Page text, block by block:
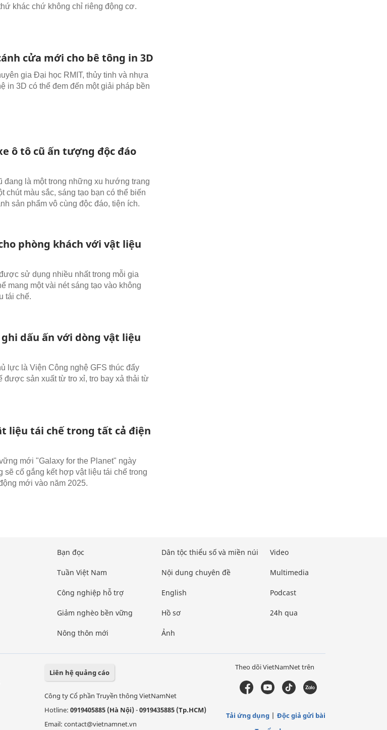
khác chứ không chỉ riêng động cơ.
cửa mới cho bê tông in 3D
gia Đại học RMIT, thủy tinh và nhựa
in 3D có thể đem đến một giải pháp bền
ô tô cũ ấn tượng độc đáo
đang là một trong những xu hướng trang
chút màu sắc, sáng tạo bạn có thể biến
sản phẩm vô cùng độc đáo, tiện ích.
phòng khách với vật liệu
sử dụng nhiều nhất trong mỗi gia
mang một vài nét sáng tạo vào không
tái chế.
ghi dấu ấn với dòng vật liệu
lực là Viện Công nghệ GFS thúc đẩy
được sản xuất từ tro xỉ, tro bay xả thải từ
liệu tái chế trong tất cả điện
mới "Galaxy for the Planet" ngày
sẽ cố gắng kết hợp vật liệu tái chế trong
mới vào năm 2025.
Bạn đọc
Tuần Việt Nam
Công nghiệp hỗ trợ
Giảm nghèo bền vững
Nông thôn mới
Dân tộc thiểu số và miền núi
Nội dung chuyên đề
English
Hồ sơ
Ảnh
Video
Multimedia
Podcast
24h qua
Liên hệ quảng cáo
Công ty Cổ phần Truyền thông VietNamNet
Hotline: 0919405885 (Hà Nội)-0919435885 (Tp.HCM)
Email: contact@vietnamnet.vn
Theo dõi VietNamNet trên
Tải ứng dụng
Độc giả gửi bài